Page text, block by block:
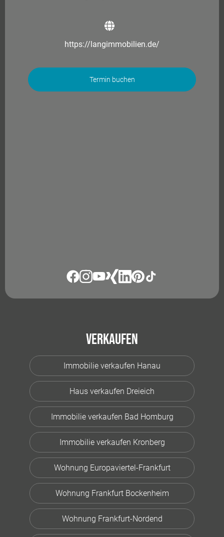
https://langimmobilien.de/
Termin buchen
Verkaufen
Immobilie verkaufen Hanau
Haus verkaufen Dreieich
Immobilie verkaufen Bad Homburg
Immobilie verkaufen Kronberg
Wohnung Europaviertel-Frankfurt
Wohnung Frankfurt Bockenheim
Wohnung Frankfurt-Nordend